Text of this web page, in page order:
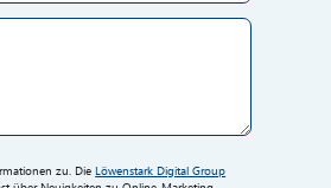
zu. Die Löwenstark Digital Group